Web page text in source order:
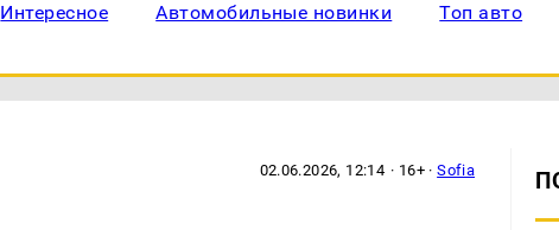
Интересное Автомобильные новинки Топ авто
02.06.2026, 12:14 · 16+ ·Sofia